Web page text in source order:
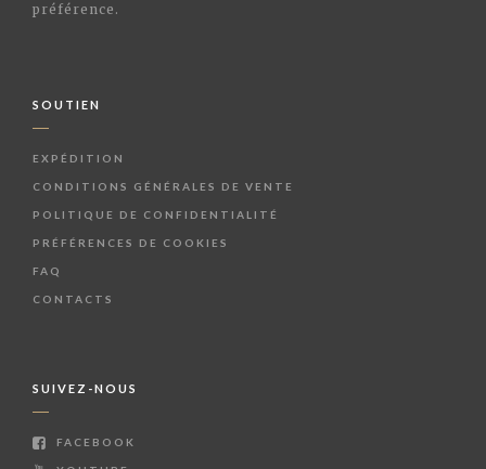
préférence.
SOUTIEN
EXPÉDITION
CONDITIONS GÉNÉRALES DE VENTE
POLITIQUE DE CONFIDENTIALITÉ
PRÉFÉRENCES DE COOKIES
FAQ
CONTACTS
SUIVEZ-NOUS
FACEBOOK